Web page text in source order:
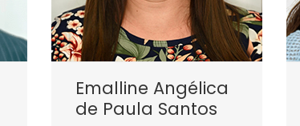
Emalline Angélica
de Paula Santos